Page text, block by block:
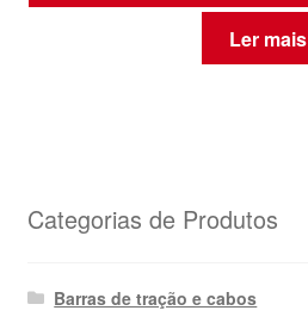
Ler mais
Categorias de Produtos
Barras de tração e cabos